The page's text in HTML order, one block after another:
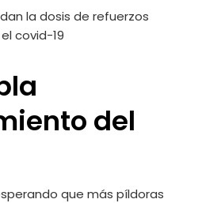
del
que más píldoras